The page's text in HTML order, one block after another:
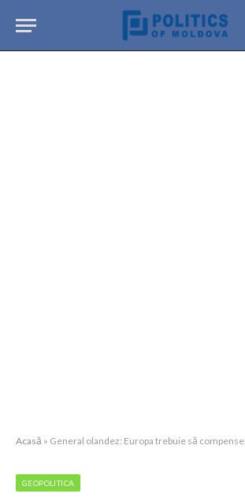
Acasă » General olandez: Europa trebuie să compenseze retragerea
GEOPOLITICA